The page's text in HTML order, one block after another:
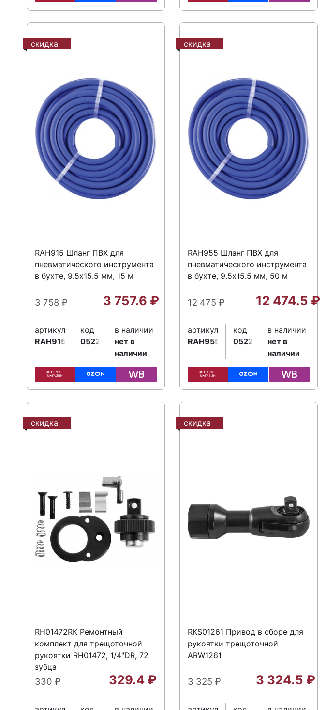
скидка
RAH915 Шланг ПВХ для
пневматического инструмента
в бухте, 9.5х15.5 мм, 15 м
3 758₽ 3 757.6 ₽
артикул
RAH915
код
052267
в наличии
нет в
наличии
скидка
RAH955 Шланг ПВХ для
пневматического инструмента
в бухте, 9.5х15.5 мм, 50 м
12 475₽ 12 474.5 ₽
артикул
RAH955
код
052269
в наличии
нет в
наличии
скидка
RH01472RK Ремонтный
комплект для трещоточной
рукоятки RH01472, 1/4"DR, 72
зубца
330₽ 329.4 ₽
скидка
RKS01261 Привод в сборе для
рукоятки трещоточной
ARW1261
3 325₽ 3 324.5 ₽